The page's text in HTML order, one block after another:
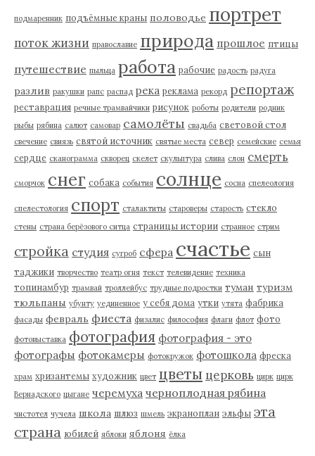
подмаренник подъёмные краны половодье портрет
поток жизни православие природа прошлое птицы
путешествие пыльца работа рабочие радость радуга
разлив ракушки рапс распад река реклама рекорд репортаж
реставрация речные трамвайчики рисунок роботы родители родник
рыбы рябина салют самовар самолёты свадьба световой стол
свечение свиязь святой источник святые места север семейские семья
сердце сканограмма скворец скелет скульптура слива слон смерть
сморчок снег собака события солнце сосна спелеология
спелестология спорт сталактиты староверы старость стекло
стены страна берёзового ситца страницы истории странное стрим
стройка студия сугроб сфера счастье сын
таджики творчество театр огня текст телевидение техника
топинамбур трамвай троллейбус трудные подростки туман туризм
тюльпаны убунту уединенное у себя дома утки утята фабрика
фасады февраль фиеста физалис философия флаги флот фото
фотовыставка фотография фотография - это
фотографы фотокамеры фотокружок фотошкола фреска
храм хризантемы художник цвет цветы церковь цирк цирк
Вернадского цыгане черемуха черноплодная рябина
чистотел чучела школа шлюз шмель экраноплан эльфы эта
страна юбилей яблоки яблоня ёлка